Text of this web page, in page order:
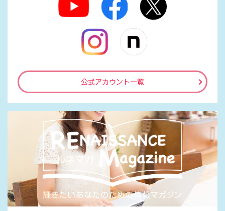
公式アカウント一覧